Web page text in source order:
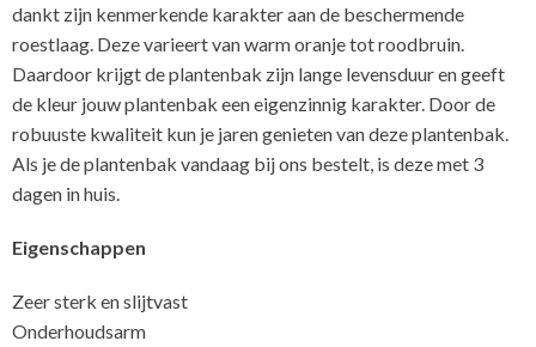
dankt zijn kenmerkende karakter aan de beschermende
roestlaag. Deze varieert van warm oranje tot roodbruin.
Daardoor krijgt de plantenbak zijn lange levensduur en geeft
de kleur jouw plantenbak een eigenzinnig karakter. Door de
robuuste kwaliteit kun je jaren genieten van deze plantenbak.
Als je de plantenbak vandaag bij ons bestelt, is deze met 3
dagen in huis.
Eigenschappen
Zeer sterk en slijtvast
Onderhoudsarm